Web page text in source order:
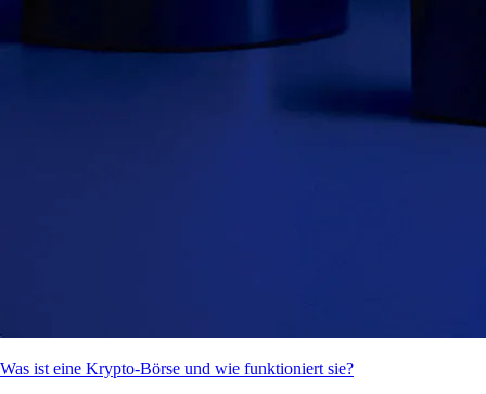
Was ist eine Krypto-Börse und wie funktioniert sie?